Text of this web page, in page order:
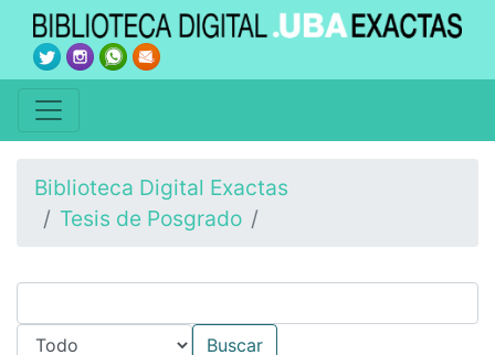
Biblioteca Digital Exactas
Tesis de Posgrado